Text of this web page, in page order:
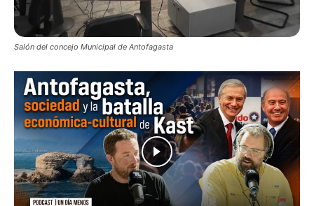
Salón del concejo Municipal de Antofagasta